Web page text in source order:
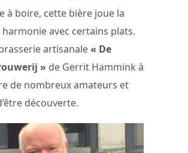
à boire, cette bière joue la
avec certains plats.
artisanale« De
» de Gerrit Hammink à
de nombreux amateurs et
découverte.